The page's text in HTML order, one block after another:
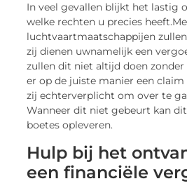
In veel gevallen blijkt het lastig
welke rechten u precies heeft.
luchtvaartmaatschappijen
zij dienen uwnamelijk een
zullen dit niet altijd doen zonder
er op de juiste manier een
zij echterverplicht om over te
Wanneer dit niet gebeurt kan
boetes opleveren.
Hulp bij het
een financiële